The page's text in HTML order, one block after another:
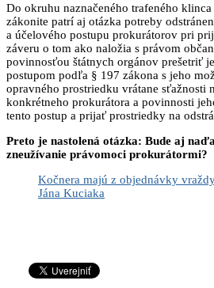
Do okruhu naznačeného trafeného
zákonite patrí aj otázka potreby
a účelového postupu prokurátorov pri
záveru o tom ako naložia s právom
povinnosťou štátnych orgánov prešetriť
postupom podľa § 197 zákona s jeho
opravného prostriedku vrátane sťažnosti
konkrétneho prokurátora a povinnosti
tento postup a prijať prostriedky na
Preto je nastolená otázka: Bude aj
zneužívanie právomoci prokurátormi?
Kočnera majú z objednávky
Jána Kuciaka